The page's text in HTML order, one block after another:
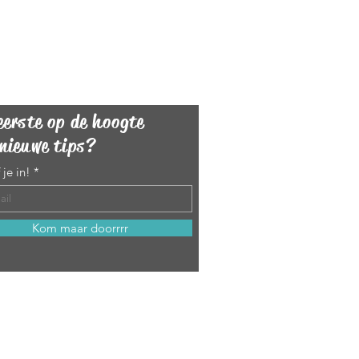
op de hoogte
tips?
je in!
Kom maar doorrrr